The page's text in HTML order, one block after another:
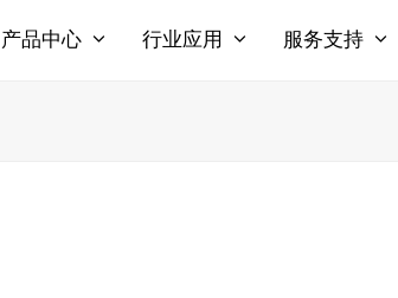
产品中心 行业应用 服务支持